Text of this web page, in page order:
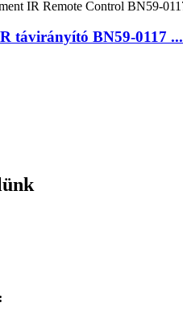
távirányító BN59-0117 ...